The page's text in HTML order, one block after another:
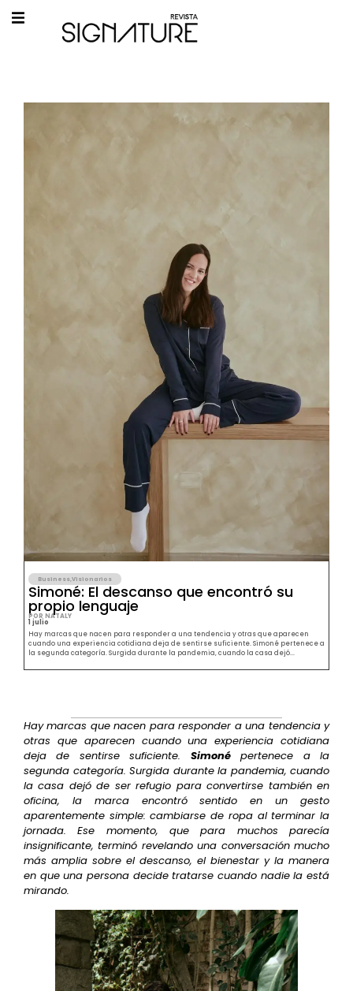
Business,Visionarios
Simoné: El descanso que encontró su
propio lenguaje
POR NATALY
1 julio
Hay marcas que nacen para responder a una tendencia y otras que aparecen
cuando una experiencia cotidiana deja de sentirse suficiente. Simoné pertenece a
la segunda categoría. Surgida durante la pandemia, cuando la casa dejó...
Hay marcas que nacen para responder a una tendencia y
otras que aparecen cuando una experiencia cotidiana
deja de sentirse suficiente. Simonépertenece a la
segunda categoría. Surgida durante la pandemia, cuando
la casa dejó de ser refugio para convertirse también en
oficina, la marca encontró sentido en un gesto
aparentemente simple: cambiarse de ropa al terminar la
jornada. Ese momento, que para muchos parecía
insignificante, terminó revelando una conversación mucho
más amplia sobre el descanso, el bienestar y la manera
en que una persona decide tratarse cuando nadie la está
mirando.